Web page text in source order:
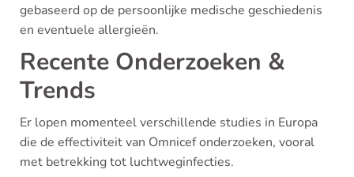
gebaseerd op de persoonlijke medische geschiedenis
en eventuele allergieën.
Recente Onderzoeken &
Trends
Er lopen momenteel verschillende studies in Europa
die de effectiviteit van Omnicef onderzoeken, vooral
met betrekking tot luchtweginfecties.